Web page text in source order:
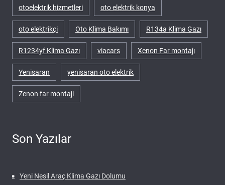
otoelektrik hizmetleri oto elektrik konya
oto elektrikçi Oto Klima Bakımı R134a Klima Gazı
R1234yf Klima Gazı viacars Xenon Far montajı
Yenisaran yenisaran oto elektrik
Zenon far montaji
Son Yazılar
Yeni Nesil Araç Klima Gazı Dolumu